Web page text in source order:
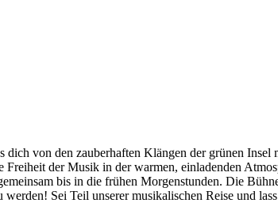
von den zauberhaften Klängen der grünen Insel
der Musik in der warmen, einladenden
bis in die frühen Morgenstunden. Die
Sei Teil unserer musikalischen Reise und